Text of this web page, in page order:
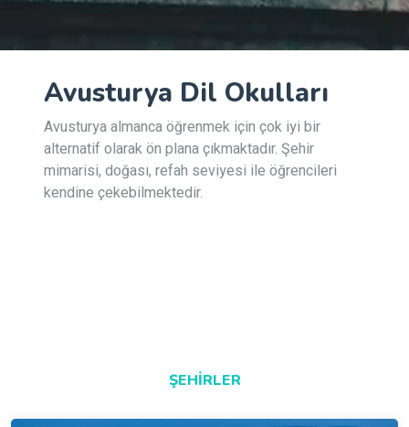
Avusturya Dil Okulları
Avusturya almanca öğrenmek için çok iyi bir
alternatif olarak ön plana çıkmaktadır. Şehir
mimarisi, doğası, refah seviyesi ile öğrencileri
kendine çekebilmektedir.
ŞEHIRLER